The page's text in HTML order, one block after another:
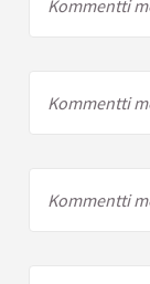
Kommentti
Kommentti
Kommentti